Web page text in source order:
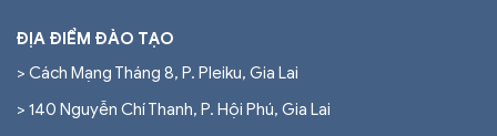
ĐỊA ĐIỂM ĐÀO TẠO
> Cách Mạng Tháng 8, P. Pleiku, Gia Lai
> 140 Nguyễn Chí Thanh, P. Hội Phú, Gia Lai